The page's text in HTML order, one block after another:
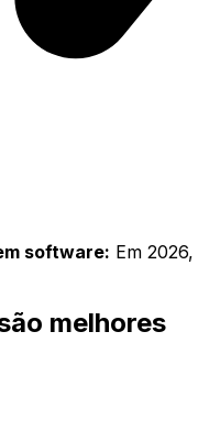
software: Em
melhores